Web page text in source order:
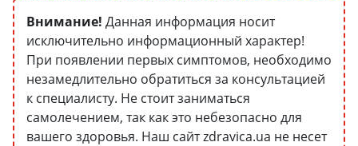
Внимание! Данная информация носит
исключительно информационный характер!
При появлении первых симптомов, необходимо
незамедлительно обратиться за консультацией
к специалисту. Не стоит заниматься
самолечением, так как это небезопасно для
вашего здоровья. Наш сайт zdravica.ua не несет